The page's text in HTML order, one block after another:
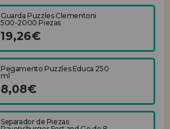
Guarda Puzzles Clementoni
500-2000 Piezas
19,26€
Pegamento Puzzles Educa 250
ml
8,08€
Separador de Piezas